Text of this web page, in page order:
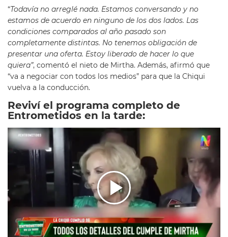
“Todavía no arreglé nada. Estamos conversando y no
estamos de acuerdo en ninguno de los dos lados. Las
condiciones comparados al año pasado son
completamente distintas. No tenemos obligación de
presentar una oferta. Estoy liberado de hacer lo que
quiera”, comentó el nieto de Mirtha. Además, afirmó que
“va a negociar con todos los medios” para que la Chiqui
vuelva a la conducción.
Reviví el programa completo de
Entrometidos en la tarde: